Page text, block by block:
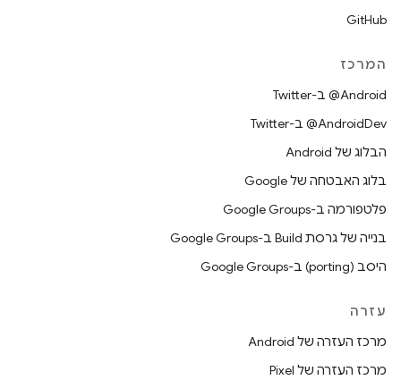
GitHub
המרכז
‎@Android ב-Twitter
‎@AndroidDev ב-Twitter
הבלוג של Android
בלוג האבטחה של Google
פלטפורמה ב-Google Groups
בנייה של גרסת Build ב-Google Groups
היסב (porting) ב-Google Groups
עזרה
מרכז העזרה של Android
מרכז העזרה של Pixel